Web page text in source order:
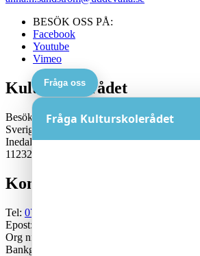
BESÖK OSS PÅ:
Facebook
Youtube
Vimeo
Kulturskolerådet
Besöksadress:
Sveriges Kulturskoleråd
Inedalsgatan 15
11232 Stockholm
Kontakt
Tel: 070-671 79 46
Epost:
Org nr: 802402-2561
Bankgiro:5553-1339
Fråga oss
Fråga Kulturskolerådet